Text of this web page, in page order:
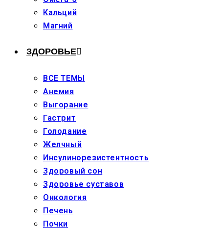
Кальций
Магний
ЗДОРОВЬЕ
ВСЕ ТЕМЫ
Анемия
Выгорание
Гастрит
Голодание
Желчный
Инсулинорезистентность
Здоровый сон
Здоровье суставов
Онкология
Печень
Почки